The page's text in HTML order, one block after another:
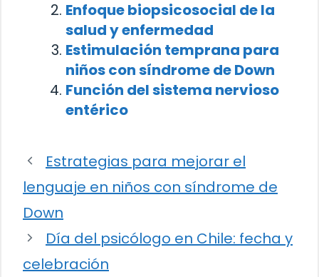
Enfoque biopsicosocial de la
salud y enfermedad
Estimulación temprana para
niños con síndrome de Down
Función del sistema nervioso
entérico
Estrategias para mejorar el
lenguaje en niños con síndrome de
Down
Día del psicólogo en Chile: fecha y
celebración